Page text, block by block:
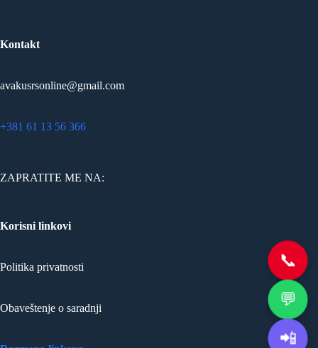
Kontakt
avakusrsonline@gmail.com
+381 61 13 56 366
ZAPRATITE ME NA:
Korisni linkovi
Politika privatnosti
Obaveštenje o saradnji
📞
💬
📲